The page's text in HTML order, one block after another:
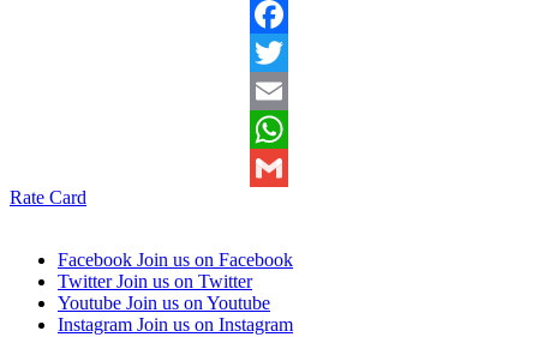
Facebook
Twitter
Email
WhatsApp
Rate Card
Facebook Join us on Facebook
Twitter Join us on Twitter
Youtube Join us on Youtube
Instagram Join us on Instagram